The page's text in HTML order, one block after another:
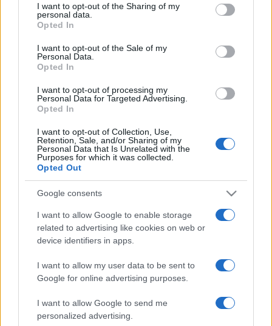
not limited to your visit or usage behaviour. You may click to
grant or deny consent to Google and its third-party tags to
use your data for below specified purposes in below Google
consent section.
I want to opt-out of the Sharing of my
personal data.
Opted In
I want to opt-out of the Sale of my
Personal Data.
Opted In
I want to opt-out of processing my
Personal Data for Targeted Advertising.
Opted In
I want to opt-out of Collection, Use,
Retention, Sale, and/or Sharing of my
Personal Data that Is Unrelated with the
Purposes for which it was collected.
Opted Out
Google consents
I want to allow Google to enable storage
related to advertising like cookies on web or
device identifiers in apps.
I want to allow my user data to be sent to
Google for online advertising purposes.
I want to allow Google to send me
personalized advertising.
A hagyományteremtő szándékkal megrendezett
eseményen a Boban i Marko Markovic Orkestar, a portugál
Madredeus és a francia Les Tambours du Bronx mellett
koncertet adLajkó Félix, Palya Bea
Sziámi, a Kaláka,Balázs Elemér,Rutkai Bori
és a Specko
Jedno, a ColorStar és a Mandel-kvartett is.
Az 50 millió forintos költségvetésű fesztiválon számos
színházi előadás várja a közönséget: az 50 éves Bóbita
Bábszínház jubileumi programokkal készül és látható lesz a
Vidnyánszky Attilaáltal rendezett Szarvassá változott fiú
Színművészeti egyetemisták részvételével,
Hargitai Iván
rendezésében mutatják beTasnádi István Tranzit
darabját, a budapesti Katona József Színház pedig a
programmal érkezik Pécsre.
A fesztiválra utazóknak a MÁV-Start Zrt. ötvenszázalékos
kedvezményt biztosít a teljes árú utazás árából. A